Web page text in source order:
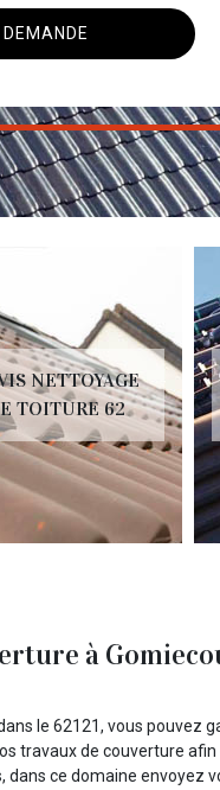
NETTOYAGE
TOITURE 62
à
le 62121, vous pouvez
travaux de couverture
dans ce domaine envoyez